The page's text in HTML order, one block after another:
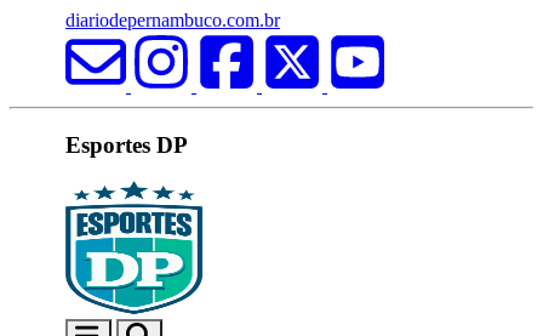
diariodepernambuco.com.br
Esportes DP